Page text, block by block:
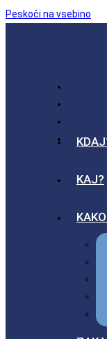
Peskoči na vsebino
KAJ?